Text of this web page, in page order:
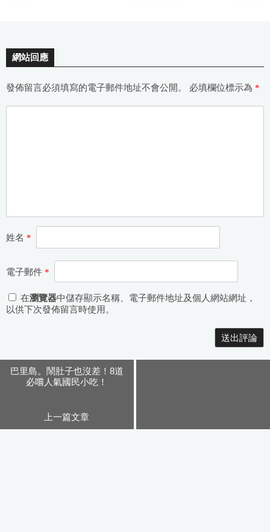
網站回應
發佈留言必須填寫的電子郵件地址不會公開。 必填欄位標示為 *
姓名 *
電子郵件 *
在瀏覽器中儲存顯示名稱、電子郵件地址及個人網站網址，
以供下次發佈留言時使用。
巴里島。鬧肚子也沒差！8道
必嚐人氣國民小吃！
上一篇文章